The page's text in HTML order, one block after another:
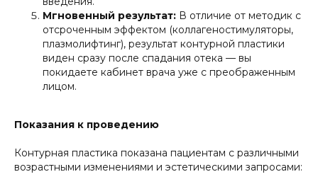
Мгновенный результат: В отличие от методик с
отсроченным эффектом (коллагеностимуляторы,
плазмолифтинг), результат контурной пластики
виден сразу после спадания отека — вы
покидаете кабинет врача уже с преображенным
лицом.
Показания к проведению
Контурная пластика показана пациентам с различными
возрастными изменениями и эстетическими запросами: